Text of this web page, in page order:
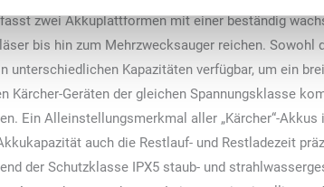
zwei Akkuplattformen mit einer beständig
bis hin zum Mehrzwecksauger reichen.
unterschiedlichen Kapazitäten verfügbar, um ein
Geräten der gleichen Spannungsklasse
Ein Alleinstellungsmerkmal aller „Kärcher“-Akkus
auch die Restlauf- und Restladezeit
der Schutzklasse IPX5 staub- und